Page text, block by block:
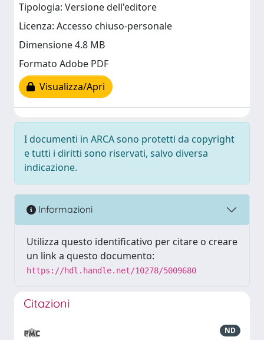
Tipologia: Versione dell'editore
Licenza: Accesso chiuso-personale
Dimensione 4.8 MB
Formato Adobe PDF
Visualizza/Apri
I documenti in ARCA sono protetti da copyright
e tutti i diritti sono riservati, salvo diversa
indicazione.
Informazioni
Utilizza questo identificativo per citare o creare
un link a questo documento:
https://hdl.handle.net/10278/5009680
Citazioni
ND